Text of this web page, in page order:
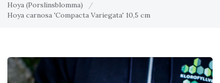
Hoya (Porslinsblomma)
/
Hoya carnosa 'Compacta Variegata' 10,5 cm